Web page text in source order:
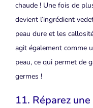
chaude ! Une fois de
devient l’ingrédient
peau dure et les
agit également comme
peau, ce qui permet de
germes !
11. Réparez